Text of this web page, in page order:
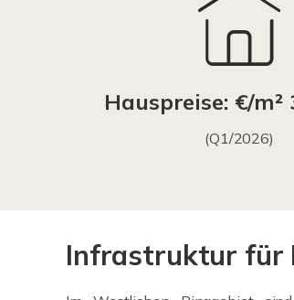
Hauspreise: €/m²
(Q1/2026)
Infrastruktur für